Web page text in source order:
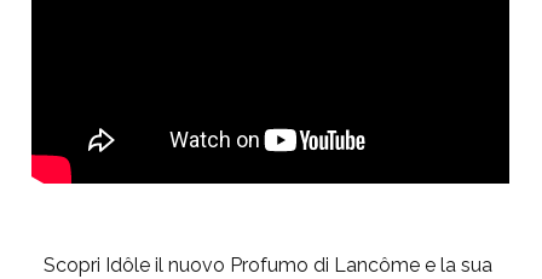
Scopri Idôle il nuovo Profumo di Lancôme e la sua